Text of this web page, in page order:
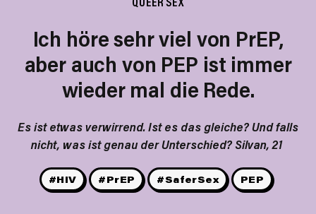
Ich höre sehr viel von PrEP,
aber auch von PEP ist immer
wieder mal die Rede.
Es ist etwas verwirrend. Ist es das gleiche? Und falls
nicht, was ist genau der Unterschied? Silvan, 21
#HIV #PrEP #SaferSex PEP